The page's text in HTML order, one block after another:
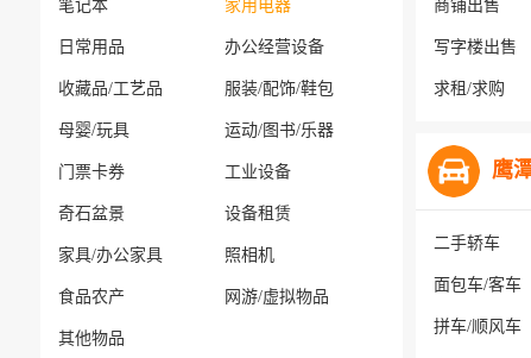
笔记本 家用电器
日常用品 办公经营设备
收藏品/工艺品 服装/配饰/鞋包
母婴/玩具 运动/图书/乐器
门票卡券 工业设备
奇石盆景 设备租赁
家具/办公家具 照相机
食品农产 网游/虚拟物品
其他物品
商铺出售
写字楼出售
求租/求购
鹰
二手轿车
面包车/客车
拼车/顺风车